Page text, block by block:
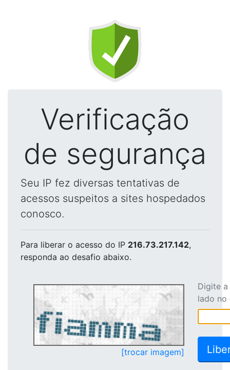
Verificação
de segurança
Seu IP fez diversas tentativas de
acessos suspeitos a sites hospedados
conosco.
Para liberar o acesso do IP 216.73.217.142,
responda ao desafio abaixo.
[trocar imagem]
Digite
lado no